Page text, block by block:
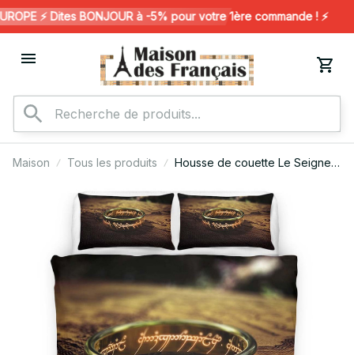
⚡️ Dites BONJOUR à -5% pour votre 1ère commande ! ⚡️
Maison Tous les produits
Housse de couette Le Seigneur